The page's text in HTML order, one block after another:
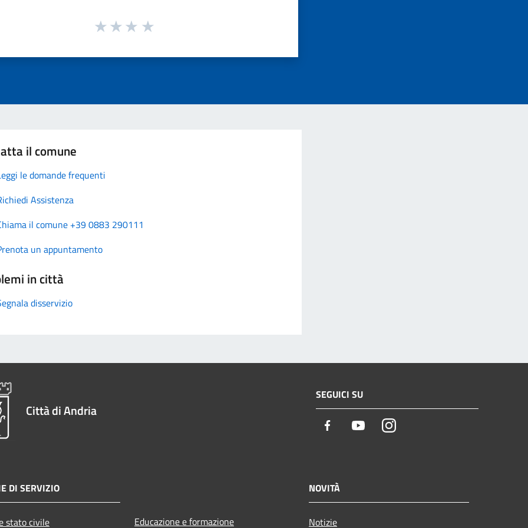
il comune
le domande frequenti
Assistenza
il comune +39 0883 290111
un appuntamento
in città
disservizio
Città di Andria
SEGUICI SU
Facebook YoutubeInstagram
DI SERVIZIO
stato civile Educazione e formazione
NOVITÀ
Notizie